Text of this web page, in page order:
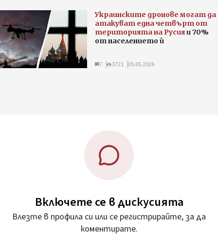
Украинските дронове могат да
атакуват една четвърт от
територията на Русияи 70%
от населението ѝ
7 3721 05.05.2026
Включете се в дискусията
Влезте в профила си или се регистрирайте, за да
коментирате.